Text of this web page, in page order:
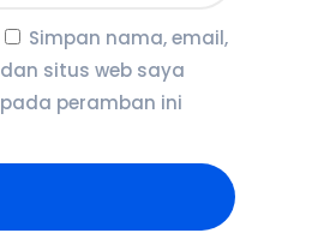
Simpan nama, email,
dan situs web saya
pada peramban ini